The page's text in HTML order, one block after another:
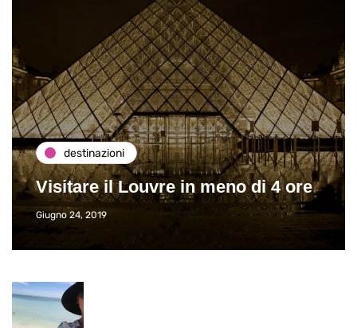
destinazioni
Visitare il Louvre in meno di 4 ore
Giugno 24, 2019